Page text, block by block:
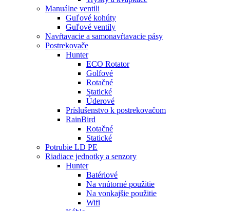
Manuálne ventili
Guľové kohúty
Guľové ventily
Navŕtavacie a samonavŕtavacie pásy
Postrekovače
Hunter
ECO Rotator
Golfové
Rotačné
Statické
Úderové
Príslušenstvo k postrekovačom
RainBird
Rotačné
Statické
Potrubie LD PE
Riadiace jednotky a senzory
Hunter
Batériové
Na vnútorné použitie
Na vonkajšie použitie
Wifi